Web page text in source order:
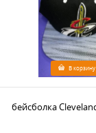
В корзину
бейсболка